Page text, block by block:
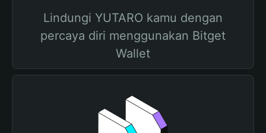
Lindungi YUTARO kamu dengan
percaya diri menggunakan Bitget
Wallet